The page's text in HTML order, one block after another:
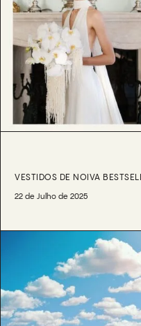
VESTIDOS DE NOIVA
22 de Julho de 2025